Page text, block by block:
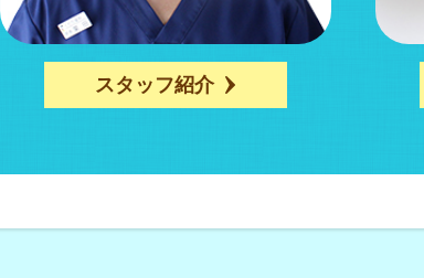
スタッフ紹介